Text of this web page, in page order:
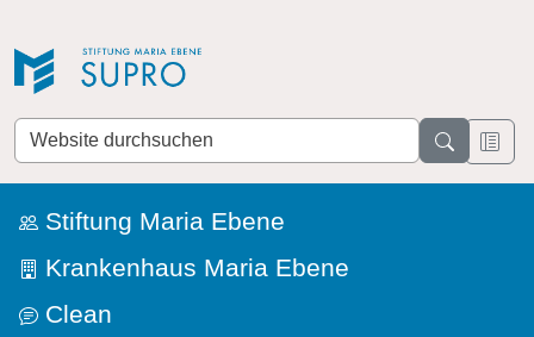
Website
durchsuchen
Stiftung Maria Ebene
Krankenhaus Maria Ebene
Clean